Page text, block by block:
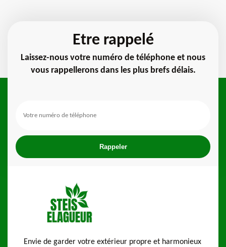
Etre rappelé
Laissez-nous votre numéro de téléphone et nous
vous rappellerons dans les plus brefs délais.
Envie de garder votre extérieur propre et harmonieux